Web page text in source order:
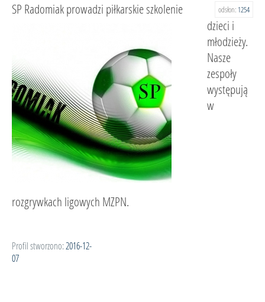
odsłon: 1254
SP Radomiak prowadzi piłkarskie szkolenie
dzieci i
młodzieży.
Nasze
zespoły
występują
w
rozgrywkach ligowych MZPN.
Profil stworzono: 2016-12-
07